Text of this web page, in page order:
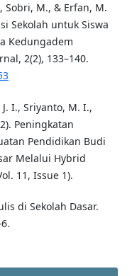
Sobri, M., & Erfan, M.
Sekolah untuk Siswa
Kedungadem
2(2), 133–140.
I., Sriyanto, M. I.,
Peningkatan
Pendidikan Budi
Melalui Hybrid
11, Issue 1).
di Sekolah Dasar.